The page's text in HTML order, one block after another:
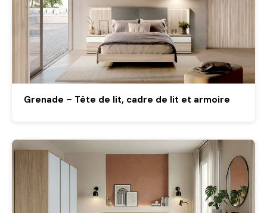
Grenade – Tête de lit, cadre de lit et armoire